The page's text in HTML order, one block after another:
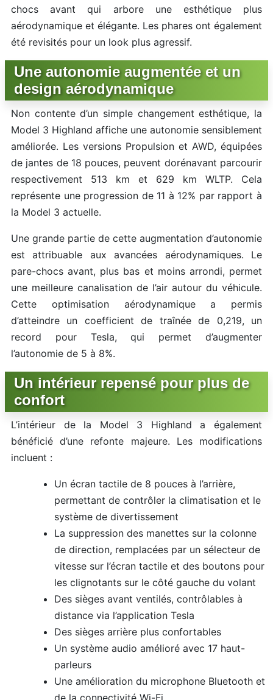
chocs avant qui arbore une esthétique plus
aérodynamique et élégante. Les phares ont également
été revisités pour un look plus agressif.
Une autonomie augmentée et un
design aérodynamique
Non contente d’un simple changement esthétique, la
Model 3 Highland affiche une autonomie sensiblement
améliorée. Les versions Propulsion et AWD, équipées
de jantes de 18 pouces, peuvent dorénavant parcourir
respectivement 513 km et 629 km WLTP. Cela
représente une progression de 11 à 12% par rapport à
la Model 3 actuelle.
Une grande partie de cette augmentation d’autonomie
est attribuable aux avancées aérodynamiques. Le
pare-chocs avant, plus bas et moins arrondi, permet
une meilleure canalisation de l’air autour du véhicule.
Cette optimisation aérodynamique a permis
d’atteindre un coefficient de traînée de 0,219, un
record pour Tesla, qui permet d’augmenter
l’autonomie de 5 à 8%.
Un intérieur repensé pour plus de
confort
L’intérieur de la Model 3 Highland a également
bénéficié d’une refonte majeure. Les modifications
incluent :
Un écran tactile de 8 pouces à l’arrière,
permettant de contrôler la climatisation et le
système de divertissement
La suppression des manettes sur la colonne
de direction, remplacées par un sélecteur de
vitesse sur l’écran tactile et des boutons pour
les clignotants sur le côté gauche du volant
Des sièges avant ventilés, contrôlables à
distance via l’application Tesla
Des sièges arrière plus confortables
Un système audio amélioré avec 17 haut-
parleurs
Une amélioration du microphone Bluetooth et